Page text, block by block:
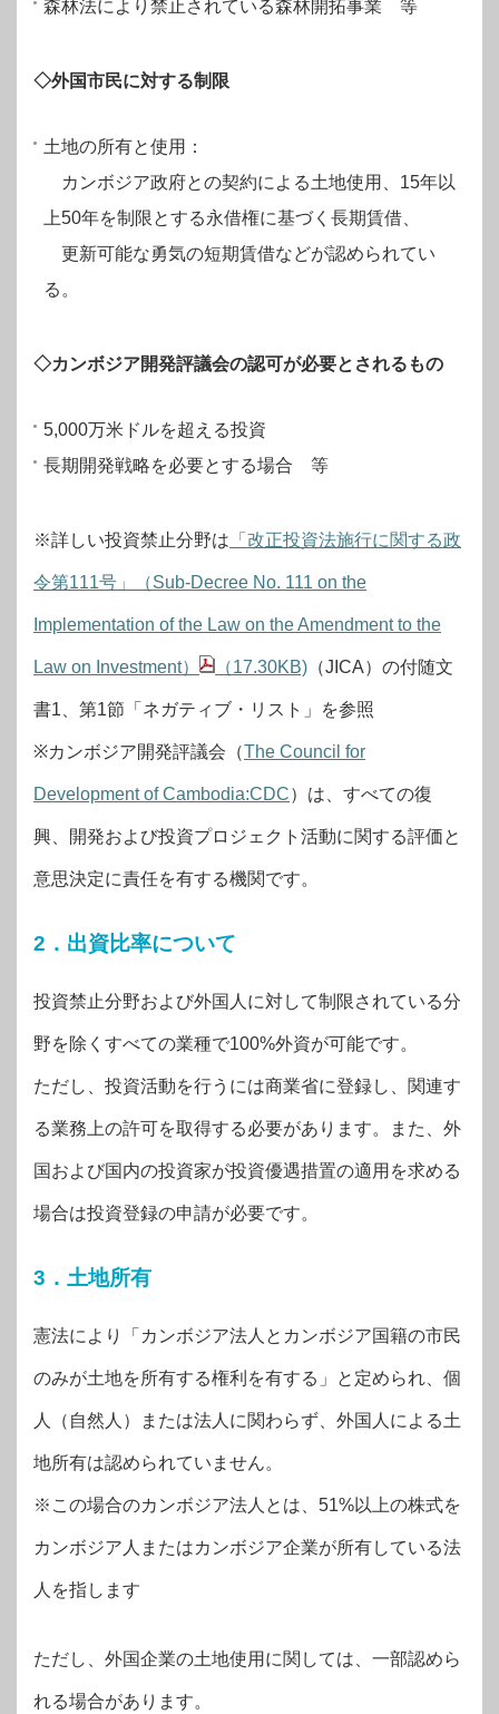
森林法により禁止されている森林開拓事業 等
◇外国市民に対する制限
土地の所有と使用：
カンボジア政府との契約による土地使用、15年以
上50年を制限とする永借権に基づく長期賃借、
更新可能な勇気の短期賃借などが認められてい
る。
◇カンボジア開発評議会の認可が必要とされるもの
5,000万米ドルを超える投資
長期開発戦略を必要とする場合 等
※詳しい投資禁止分野は 「改正投資法施行に関する政
令第111号」（Sub-Decree No. 111 on the
Implementation of the Law on the Amendment to the
Law on Investment） （17.30KB) （JICA）の付随文
書1、第1節「ネガティブ・リスト」を参照
※カンボジア開発評議会（The Council for
Development of Cambodia:CDC）は、すべての復
興、開発および投資プロジェクト活動に関する評価と
意思決定に責任を有する機関です。
2．出資比率について
投資禁止分野および外国人に対して制限されている分
野を除くすべての業種で100%外資が可能です。
ただし、投資活動を行うには商業省に登録し、関連す
る業務上の許可を取得する必要があります。また、外
国および国内の投資家が投資優遇措置の適用を求める
場合は投資登録の申請が必要です。
3．土地所有
憲法により「カンボジア法人とカンボジア国籍の市民
のみが土地を所有する権利を有する」と定められ、個
人（自然人）または法人に関わらず、外国人による土
地所有は認められていません。
※この場合のカンボジア法人とは、51%以上の株式を
カンボジア人またはカンボジア企業が所有している法
人を指します
ただし、外国企業の土地使用に関しては、一部認めら
れる場合があります。